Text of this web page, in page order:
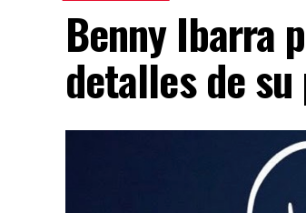
Benny Ibarra
detalles de su